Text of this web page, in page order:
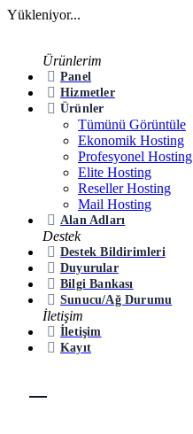
Yükleniyor...
Ürünlerim
Panel
Hizmetler
Ürünler
Tümünü Görüntüle
Ekonomik Hosting
Profesyonel Hosting
Elite Hosting
Reseller Hosting
Mail Hosting
Alan Adları
Destek
Destek Bildirimleri
Duyurular
Bilgi Bankası
Sunucu/Ağ Durumu
İletişim
İletişim
Kayıt